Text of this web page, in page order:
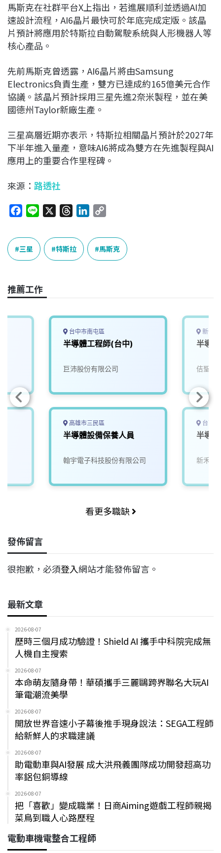
馬斯克在社群平台X上指出，若進展順利並透過AI加
速設計流程，AI6晶片最快可於年底完成定版。該晶
片預計將應用於特斯拉自動駕駛系統與人形機器人等
核心產品。
先前馬斯克曾透露，AI6晶片將由Samsung
Electronics負責生產，雙方已達成約165億美元合作
協議。該晶片預計採用三星先進2奈米製程，並在美
國德州Taylor新廠生產。
三星高層近期亦表示，特斯拉相關晶片預計於2027年
下半年進入量產，意味AI6將成為雙方在先進製程與AI
應用上的重要合作里程碑。
來源： 路透社
c
e
b
o
k
e
r
e
a
n
e
n
p
y
L
k
三星 特斯拉 馬斯克
推薦工作
台中市南屯區
半導體工程師(台中)
巨沛股份有限公司
高雄市三民區
半導體設備保養人員
翰宇電子科技股份有限公司
新竹
半導
佶聖科
台南
半導
新禾應
看更多職缺
發佈留言
很抱歉，必須登入網站才能發佈留言。
最新文章
2026-08-07
歷時三個月成功驗證！Shield AI 攜手中科院完成無
人機自主搜索
2026-08-07
本命萌友隨身帶！華碩攜手三麗鷗跨界聯名大玩AI
筆電潮流美學
2026-08-07
開放世界音速小子幕後推手現身說法：SEGA工程師
給新鮮人的求職建議
2026-08-07
助電動車與AI發展 成大洪飛義團隊成功開發超高功
率鋁包銅導線
2026-08-07
把「喜歡」變成職業！日商Aiming遊戲工程師親揭
菜鳥到職人心路歷程
電動車機電整合工程師